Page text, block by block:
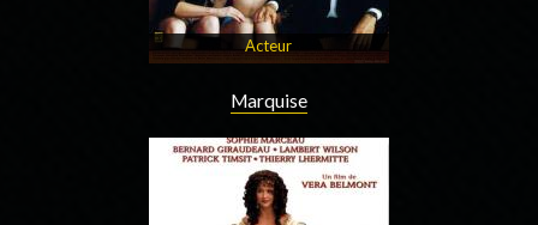
Acteur
Marquise